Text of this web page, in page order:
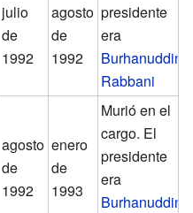
julio
de
1992
agosto
de
1992
presidente
era
Burhanuddin
Rabbani
agosto
de
1992
enero
de
1993
Murió en el
cargo. El
presidente
era
Burhanuddin